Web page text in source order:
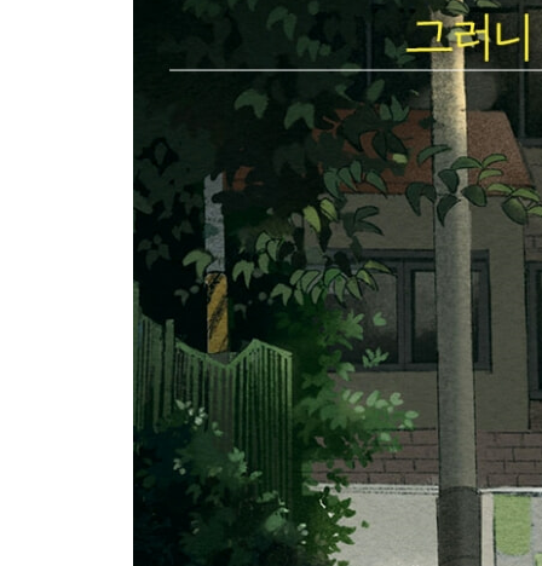
_나를 이기는 순간, 모두를 이긴다
_마음속에 모티베이터를 품어라
Beyond Story 내가 노량진 수산시장에서 배운 것
07 마법 같은 집중을 만드는 키워드 ‘지금, 여기’
_아무것도 보이지 않고 들리지 않을 만큼
_온전한 마음으로 공부하는 법
_두 번째 화살은 맞지 마라
_바보들은 점수로 목표를 세운다
Beyond Story 점괘의 비결
08 공부할 마음 있는 놈들의 7가지 습관
_습관1. 수직으로 꼿꼿하게 앉는다
_습관2. 한 번에 한 가지 일에만 몰입한다
_습관3. 겉모양이 아닌 알맹이에 집중한다
_습관4.‘VIP석’은 뺏어서라도 차지한다
_습관5. 좀처럼 감기에 걸리지 않는다
_습관6. 쉬는시간을 통해 에너지를 충전한다